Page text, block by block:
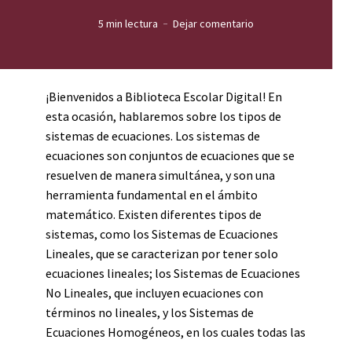
5 min lectura Dejar comentario
¡Bienvenidos a Biblioteca Escolar Digital! En
esta ocasión, hablaremos sobre los tipos de
sistemas de ecuaciones. Los sistemas de
ecuaciones son conjuntos de ecuaciones que se
resuelven de manera simultánea, y son una
herramienta fundamental en el ámbito
matemático. Existen diferentes tipos de
sistemas, como los Sistemas de Ecuaciones
Lineales, que se caracterizan por tener solo
ecuaciones lineales; los Sistemas de Ecuaciones
No Lineales, que incluyen ecuaciones con
términos no lineales, y los Sistemas de
Ecuaciones Homogéneos, en los cuales todas las